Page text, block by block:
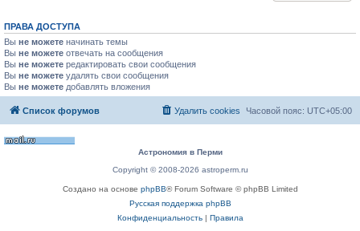
ПРАВА ДОСТУПА
Вы не можете начинать темы
Вы не можете отвечать на сообщения
Вы не можете редактировать свои сообщения
Вы не можете удалять свои сообщения
Вы не можете добавлять вложения
Список форумов Часовой пояс: UTC+05:00
Удалить cookies
Астрономия в Перми
Copyright © 2008-2026 astroperm.ru
Создано на основе phpBB® Forum Software © phpBB Limited
Русская поддержка phpBB
Конфиденциальность| Правила